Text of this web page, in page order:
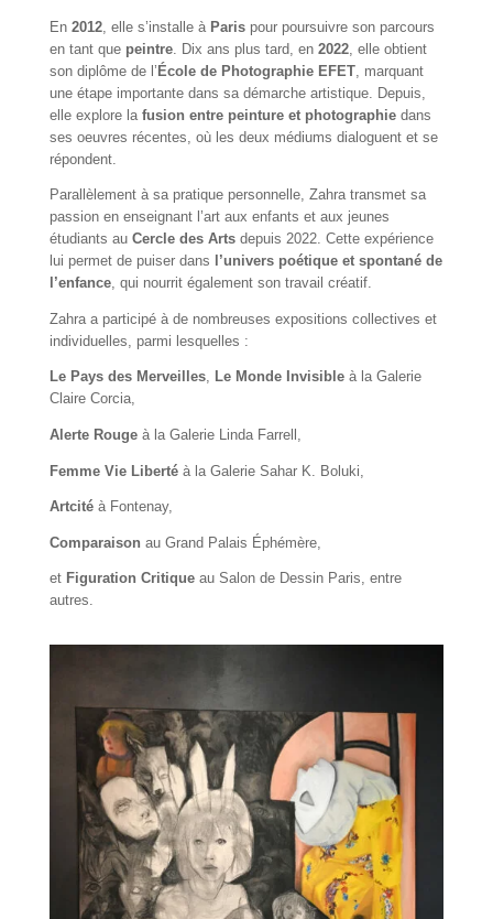
En 2012, elle s’installe à Paris pour poursuivre son parcours
en tant que peintre. Dix ans plus tard, en 2022, elle obtient
son diplôme de l’ École de Photographie EFET, marquant
une étape importante dans sa démarche artistique. Depuis,
elle explore la fusion entre peinture et photographie dans
ses oeuvres récentes, où les deux médiums dialoguent et se
répondent.
Parallèlement à sa pratique personnelle, Zahra transmet sa
passion en enseignant l’art aux enfants et aux jeunes
étudiants au Cercle des Arts depuis 2022. Cette expérience
lui permet de puiser dans
l’univers poétique et spontané de
l’enfance, qui nourrit également son travail créatif.
Zahra a participé à de nombreuses expositions collectives et
individuelles, parmi lesquelles :
Le Pays des Merveilles, Le Monde Invisible à la Galerie
Claire Corcia,
Alerte Rouge à la Galerie Linda Farrell,
Femme Vie Liberté à la Galerie Sahar K. Boluki,
Artcité à Fontenay,
Comparaison au Grand Palais Éphémère,
et Figuration Critique au Salon de Dessin Paris, entre
autres.